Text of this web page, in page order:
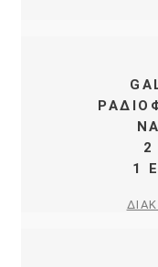
2
1